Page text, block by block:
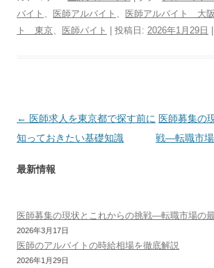
バイト 、 医師アルバイト 、 医師アルバイト 大阪
ト 東京、 医師バイト | 投稿日: 2026年1月29日
投
稿
ビ
ー
シ
← 医師求人を東京都で探す前に
知っておきたい基礎知識
医師募集の
戦—転職市場
最新情報
医師募集の現状とこれからの挑戦—転職市場の
2026年3月17日
医師のアルバイトの時給相場を徹底解説
2026年1月29日